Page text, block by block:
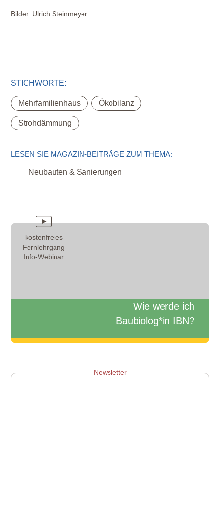
Bilder: Ulrich Steinmeyer
STICHWORTE:
Mehrfamilienhaus , Ökobilanz
Strohdämmung
LESEN SIE MAGAZIN-BEITRÄGE ZUM THEMA:
Neubauten & Sanierungen
kostenfreies
Fernlehrgang
Info-Webinar
Wie werde ich
Baubiolog*in IBN?
Newsletter